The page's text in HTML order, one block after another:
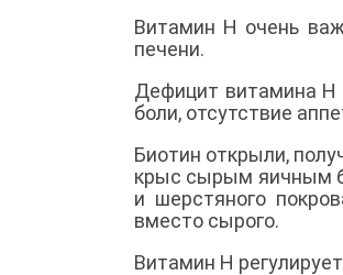
Витамин Н очень
печени.
Дефицит витамина Н
боли, отсутствие
Биотин открыли,
крыс сырым яичным
и шерстяного
вместо сырого.
Витамин Н